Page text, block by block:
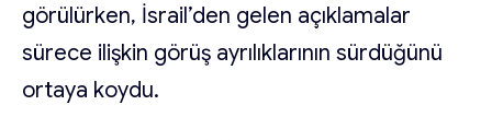
görülürken, İsrail’den gelen açıklamalar
sürece ilişkin görüş ayrılıklarının sürdüğünü
ortaya koydu.